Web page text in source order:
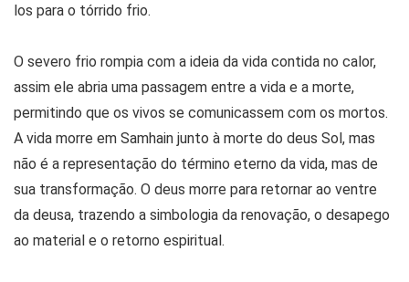
los para o tórrido frio.
O severo frio rompia com a ideia da vida contida no calor,
assim ele abria uma passagem entre a vida e a morte,
permitindo que os vivos se comunicassem com os mortos.
A vida morre em Samhain junto à morte do deus Sol, mas
não é a representação do término eterno da vida, mas de
sua transformação. O deus morre para retornar ao ventre
da deusa, trazendo a simbologia da renovação, o desapego
ao material e o retorno espiritual.